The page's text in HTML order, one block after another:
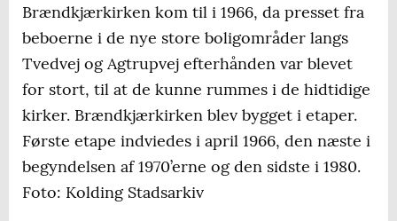
Brændkjærkirken kom til i 1966, da presset fra
beboerne i de nye store boligområder langs
Tvedvej og Agtrupvej efterhånden var blevet
for stort, til at de kunne rummes i de hidtidige
kirker. Brændkjærkirken blev bygget i etaper.
Første etape indviedes i april 1966, den næste i
begyndelsen af 1970’erne og den sidste i 1980.
Foto: Kolding Stadsarkiv